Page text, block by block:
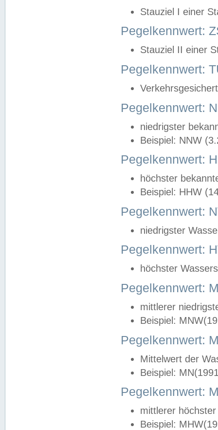
Stauziel I einer
Pegelkennwert:
Stauziel II einer
Pegelkennwert:
Pegelkennwert:
niedrigster
Beispiel: NNW
Pegelkennwert:
höchster
Beispiel: HHW
Pegelkennwert:
niedrigster
Pegelkennwert:
höchster
Pegelkennwert:
mittlerer
Beispiel:
Pegelkennwert:
Mittelwert der
Beispiel:
Pegelkennwert:
mittlerer
Beispiel: